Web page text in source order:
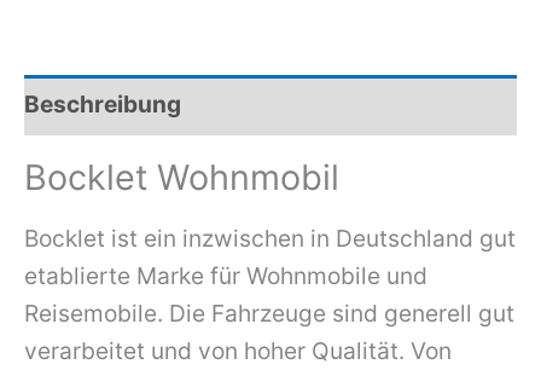
Beschreibung
Bocklet Wohnmobil
Bocklet ist ein inzwischen in Deutschland gut
etablierte Marke für Wohnmobile und
Reisemobile. Die Fahrzeuge sind generell gut
verarbeitet und von hoher Qualität. Von